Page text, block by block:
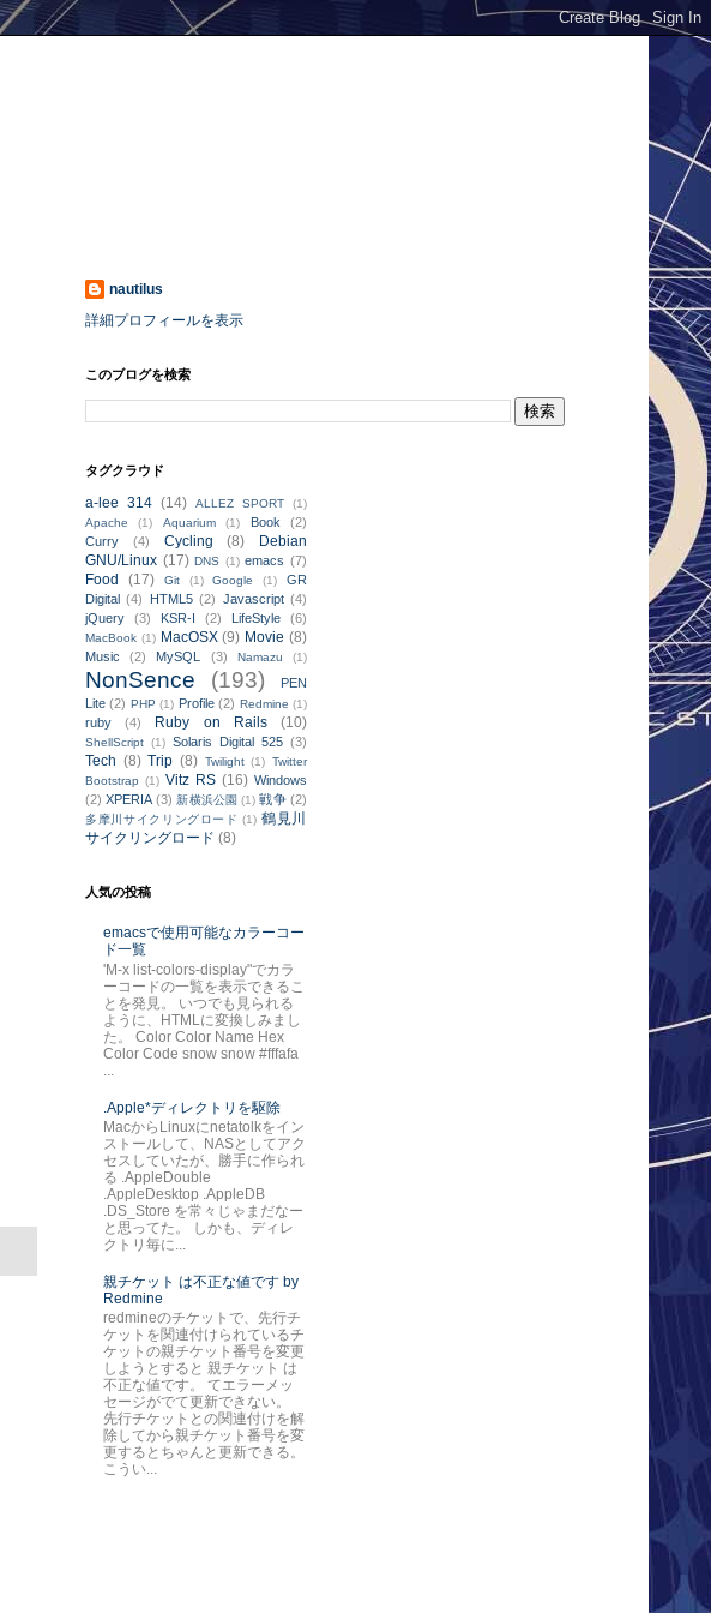
nautilus
詳細プロフィールを表示
このブログを検索
タグクラウド
a-lee 314 (14) ALLEZ SPORT
(1)
Apache
(1) Aquarium (1) Book
(2)
Curry
(4) Cycling (8)
Debian
GNU/Linux (17) DNS (1) emacs (7)
Food (17) Git (1) Google (1)
GR
Digital (4) HTML5 (2) Javascript (4)
jQuery
(3) KSR-I (2) LifeStyle (6)
MacBook (1) MacOSX (9) Movie (8)
Music (2) MySQL (3) Namazu (1)
NonSence (193)
PEN
Lite (2) PHP (1) Profile (2) Redmine (1)
ruby (4) Ruby on Rails (10)
ShellScript (1) Solaris Digital 525 (3)
Tech (8) Trip (8) Twilight (1) Twitter
Bootstrap (1) Vitz RS (16) Windows
(2) XPERIA (3) 新横浜公園 (1) 戦争 (2)
多摩川サイクリングロード (1) 鶴見川
サイクリングロード (8)
人気の投稿
emacsで使用可能なカラーコー
ド一覧
'M-x list-colors-display"でカラ
ーコードの一覧を表示できるこ
とを発見。 いつでも見られる
ように、HTMLに変換しみまし
た。 Color Color Name Hex
Color Code snow snow #fffafa
.Apple*ディレクトリを駆除
MacからLinuxにnetatolkをイン
ストールして、NASとしてアク
セスしていたが、勝手に作られ
る .AppleDouble
.AppleDesktop .AppleDB
.DS_Store を常々じゃまだなー
と思ってた。 しかも、ディレ
クトリ毎に...
親チケット は不正な値です by
Redmine
redmineのチケットで、先行チ
ケットを関連付けられているチ
ケットの親チケット番号を変更
しようとすると 親チケット は
不正な値です。 てエラーメッ
セージがでて更新できない。
先行チケットとの関連付けを解
除してから親チケット番号を変
更するとちゃんと更新できる。
こうい...